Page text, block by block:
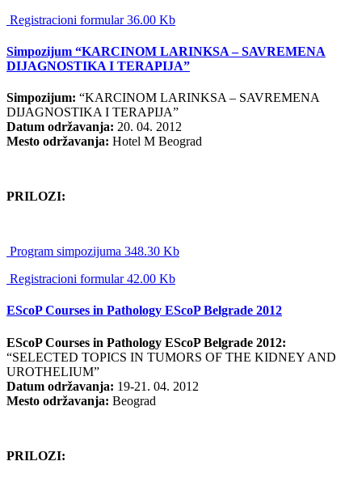
Registracioni formular 36.00 Kb
Simpozijum “KARCINOM LARINKSA – SAVREMENA
DIJAGNOSTIKA I TERAPIJA”
Simpozijum: “KARCINOM LARINKSA – SAVREMENA
DIJAGNOSTIKA I TERAPIJA”
Datum održavanja: 20. 04. 2012
Mesto održavanja: Hotel M Beograd
PRILOZI:
Program simpozijuma 348.30 Kb
Registracioni formular 42.00 Kb
EScoP Courses in Pathology EScoP Belgrade 2012
EScoP Courses in Pathology EScoP Belgrade 2012:
“SELECTED TOPICS IN TUMORS OF THE KIDNEY AND
UROTHELIUM”
Datum održavanja: 19-21. 04. 2012
Mesto održavanja: Beograd
PRILOZI: